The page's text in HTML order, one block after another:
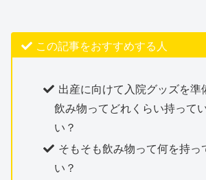
この記事をおすすめする人
出産に向けて入院グッズを準
飲み物ってどれくらい持って
い？
そもそも飲み物って何を持っ
い？